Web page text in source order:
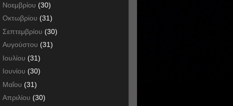
Νοεμβρίου (30)
Οκτωβρίου (31)
Σεπτεμβρίου (30)
Αυγούστου (31)
Ιουλίου (31)
Ιουνίου (30)
Μαΐου (31)
Απριλίου (30)